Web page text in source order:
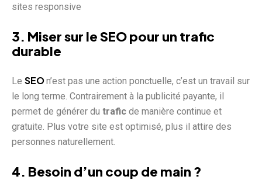
sites responsive
3. Miser sur leSEOpour un trafic
durable
Le SEOn’est pas une action ponctuelle, c’est un travail sur
le long terme. Contrairement à la publicité payante, il
permet de générer du trafic de manière continue et
gratuite. Plus votre site est optimisé, plus il attire des
personnes naturellement.
4. Besoin d’un coup de main ?